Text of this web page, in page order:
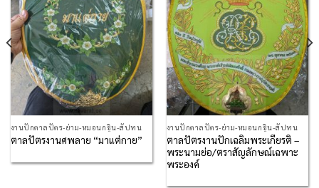
งานปักตาลปัตร-ย่าม-หมอนกฐิน-สัปทน
ตาลปัตรงานศพลาย “มาแต่กาย”
งานปักตาลปัตร-ย่าม-หมอนกฐิน-สัปทน
ตาลปัตรงานปักเฉลิมพระเกียรติ –
พระนามย่อ/ตราสัญลักษณ์เฉพาะ
พระองค์